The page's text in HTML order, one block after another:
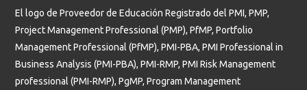
El logo de Proveedor de Educación Registrado del PMI, PMP,
Project Management Professional (PMP), PfMP, Portfolio
Management Professional (PfMP), PMI-PBA, PMI Professional in
Business Analysis (PMI-PBA), PMI-RMP, PMI Risk Management
professional (PMI-RMP), PgMP, Program Management